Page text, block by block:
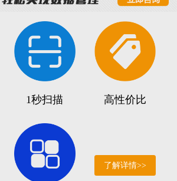
1秒扫描 高性价比
了解详情>>